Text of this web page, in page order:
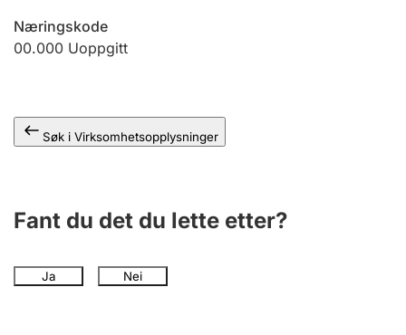
Næringskode
00.000 Uoppgitt
Søk i Virksomhetsopplysninger
Fant du det du lette etter?
Ja Nei